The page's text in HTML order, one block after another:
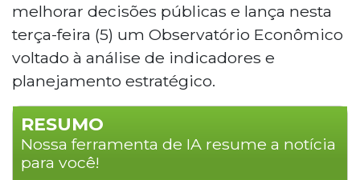
melhorar decisões públicas e lança nesta
terça-feira (5) um Observatório Econômico
voltado à análise de indicadores e
planejamento estratégico.
RESUMO
Nossa ferramenta de IA resume a notícia
para você!